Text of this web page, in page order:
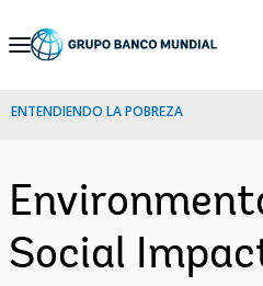
Skip
Navigation
ENTENDIENDO LA POBREZA
Social